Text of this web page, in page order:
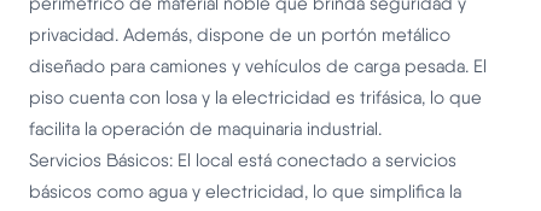
privacidad. Además, dispone de un portón metálico
diseñado para camiones y vehículos de carga pesada. El
piso cuenta con losa y la electricidad es trifásica, lo que
facilita la operación de maquinaria industrial.
Servicios Básicos: El local está conectado a servicios
básicos como agua y electricidad, lo que simplifica la